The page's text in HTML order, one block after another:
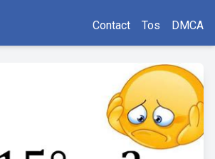
Contact Tos DMCA